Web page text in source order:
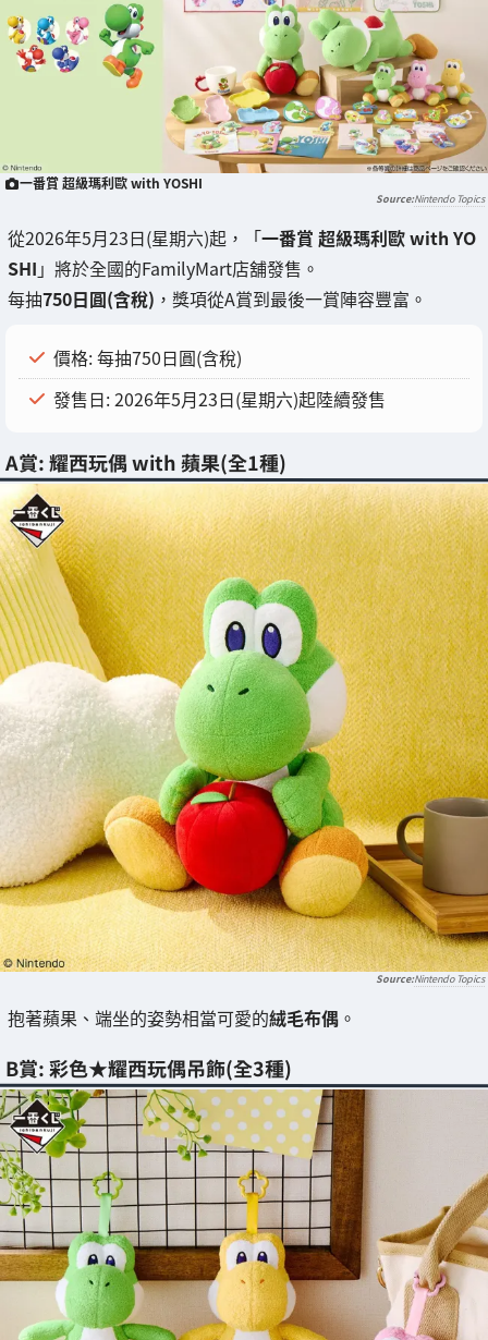
一番賞 超級瑪利歐 with YOSHI
Nintendo Topics
從2026年5月23日(星期六)起，「一番賞 超級瑪利歐 with YO
SHI 」將於全國的FamilyMart店舖發售。
每抽750日圓(含稅) ，獎項從A賞到最後一賞陣容豐富。
價格: 每抽750日圓(含稅)
發售日: 2026年5月23日(星期六)起陸續發售
A賞: 耀西玩偶 with 蘋果(全1種)
Nintendo Topics
抱著蘋果、端坐的姿勢相當可愛的絨毛布偶 。
B賞: 彩色★耀西玩偶吊飾(全3種)